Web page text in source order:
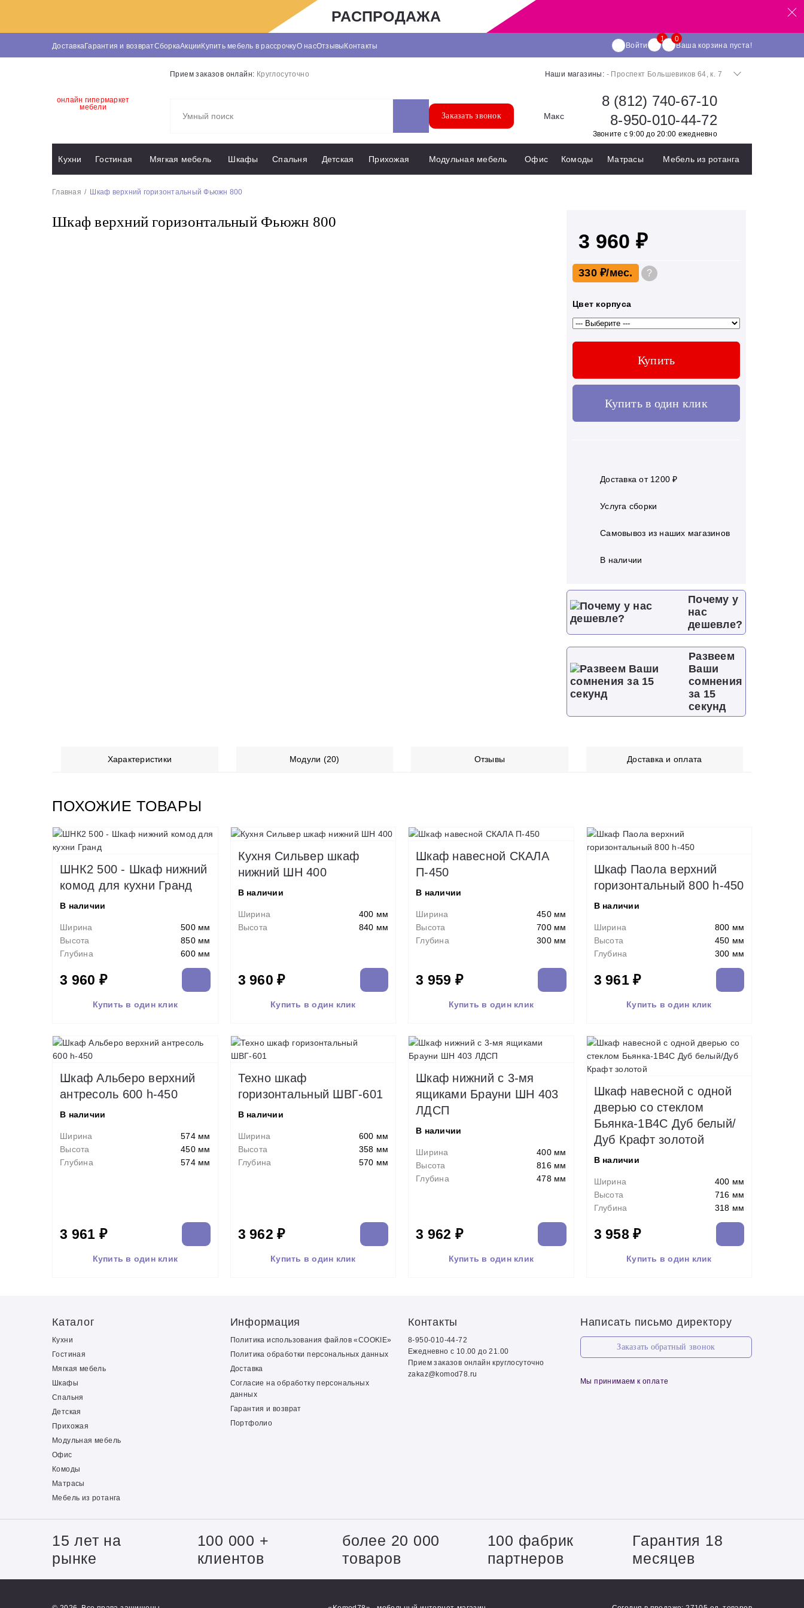
РАСПРОДАЖА
ДоставкаГарантия и возвратСборкаАкцииКупить мебель в рассрочкуО насОтзывыКонтакты Войти Ваша корзина пуста!
онлайн гипермаркет
мебели
Прием заказов онлайн: Круглосуточно Наши магазины: - Проспект Большевиков 64, к. 7
Заказать звонок Макс
8 (812) 740-67-10
8-950-010-44-72
Звоните с 9:00 до 20:00 ежедневно
Кухни Гостиная Мягкая мебель Шкафы Спальня Детская Прихожая Модульная мебель Офис Комоды Матрасы Мебель из ротанга
Главная Шкаф верхний горизонтальный Фьюжн 800
Шкаф верхний горизонтальный Фьюжн 800
3 960 ₽
330 ₽ ?
Цвет корпуса
Купить
Купить в один клик
Доставка от 1200 ₽
Услуга сборки
Самовывоз из наших магазинов
В наличии
Почему у
нас
дешевле?
Развеем
Ваши
сомнения
за 15
секунд
Характеристики Модули (20) Отзывы Доставка и оплата
ПОХОЖИЕ ТОВАРЫ
ШНК2 500 - Шкаф нижний
комод для кухни Гранд
В наличии
Ширина
500 мм
Высота
850 мм
Глубина
600 мм
3 960 ₽
Купить в один клик
Кухня Сильвер шкаф
нижний ШН 400
В наличии
Ширина
400 мм
Высота
840 мм
3 960 ₽
Купить в один клик
Шкаф навесной СКАЛА
П-450
В наличии
Ширина
450 мм
Высота
700 мм
Глубина
300 мм
3 959 ₽
Купить в один клик
Шкаф Паола верхний
горизонтальный 800 h-450
В наличии
Ширина
800 мм
Высота
450 мм
Глубина
300 мм
3 961 ₽
Купить в один клик
Шкаф Альберо верхний
антресоль 600 h-450
В наличии
Ширина
574 мм
Высота
450 мм
Глубина
574 мм
3 961 ₽
Купить в один клик
Техно шкаф
горизонтальный ШВГ-601
В наличии
Ширина
600 мм
Высота
358 мм
Глубина
570 мм
3 962 ₽
Купить в один клик
Шкаф нижний с 3-мя
ящиками Брауни ШН 403
ЛДСП
В наличии
Ширина
400 мм
Высота
816 мм
Глубина
478 мм
3 962 ₽
Купить в один клик
Шкаф навесной c одной
дверью со стеклом
Бьянка-1В4С Дуб белый/
Дуб Крафт золотой
В наличии
Ширина
400 мм
Высота
716 мм
Глубина
318 мм
3 958 ₽
Купить в один клик
Каталог
Кухни
Гостиная
Мягкая мебель
Шкафы
Спальня
Детская
Прихожая
Модульная мебель
Офис
Комоды
Матрасы
Мебель из ротанга
Информация
Политика использования файлов «COOKIE»
Политика обработки персональных данных
Доставка
Согласие на обработку персональных
данных
Гарантия и возврат
Портфолио
Контакты
8-950-010-44-72
Ежедневно с 10.00 до 21.00
Прием заказов онлайн круглосуточно
zakaz@komod78.ru
Написать письмо директору
Заказать обратный звонок
Мы принимаем к оплате
15 лет на
рынке
100 000 +
клиентов
более 20 000
товаров
100 фабрик
партнеров
Гарантия 18
месяцев